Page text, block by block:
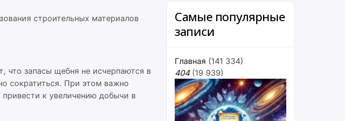
строительных материалов
что запасы щебня не исчерпаются в
сократиться. При этом важно
к увеличению добычи в
Самые популярные
записи
Главная (141 334)
404 (19 939)